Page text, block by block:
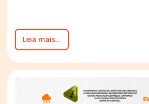
Leia mais...